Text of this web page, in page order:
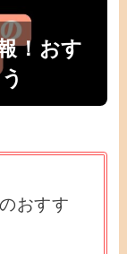
！おす
おすす